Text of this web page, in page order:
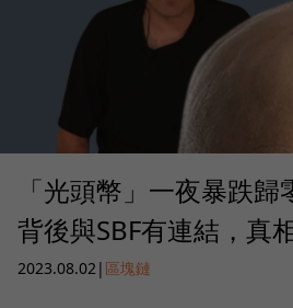
「光頭幣」一夜暴跌
背後與SBF有連結，真
2023.08.02 | 區塊鏈